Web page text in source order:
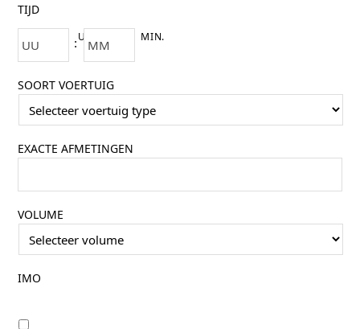
dash
MM
dash
TIJD
:UUR MIN.
SOORT VOERTUIG
EXACTE AFMETINGEN
VOLUME
IMO